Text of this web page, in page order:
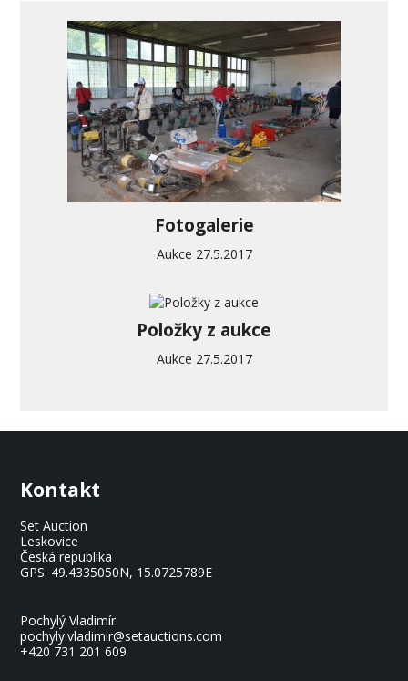
Fotogalerie
Aukce 27.5.2017
Položky z aukce
Aukce 27.5.2017
Kontakt
Set Auction
Leskovice
Česká republika
GPS: 49.4335050N, 15.0725789E
Pochylý Vladimír
pochyly.vladimir@setauctions.com
+420 731 201 609